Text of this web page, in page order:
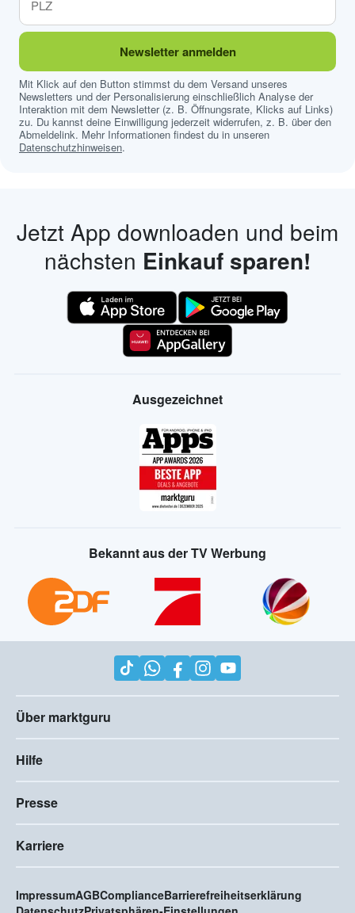
Newsletter anmelden
Mit Klick auf den Button stimmst du dem Versand unseres
Newsletters und der Personalisierung einschließlich Analyse der
Interaktion mit dem Newsletter (z. B. Öffnungsrate, Klicks auf Links)
zu. Du kannst deine Einwilligung jederzeit widerrufen, z. B. über den
Abmeldelink. Mehr Informationen findest du in unseren
Datenschutzhinweisen.
Jetzt App downloaden und beim
nächsten Einkauf sparen!
Ausgezeichnet
Bekannt aus der TV Werbung
Über marktguru
Hilfe
Presse
Karriere
ImpressumAGBComplianceBarrierefreiheitserklärung